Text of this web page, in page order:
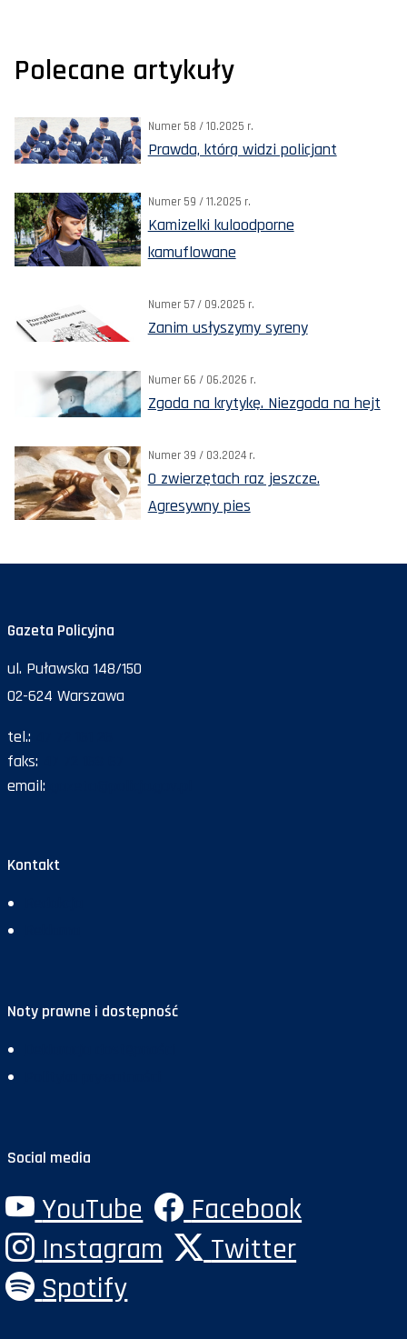
Polecane artykuły
Numer 58 / 10.2025 r.
Prawda, którą widzi policjant
Numer 59 / 11.2025 r.
Kamizelki kuloodporne
kamuflowane
Numer 57 / 09.2025 r.
Zanim usłyszymy syreny
Numer 66 / 06.2026 r.
Zgoda na krytykę. Niezgoda na hejt
Numer 39 / 03.2024 r.
O zwierzętach raz jeszcze.
Agresywny pies
Gazeta Policyjna
ul. Puławska 148/150
02-624 Warszawa
tel.:
faks:
email:
Kontakt
Noty prawne i dostępność
Social media
YouTube
Facebook
Instagram
Twitter
Spotify